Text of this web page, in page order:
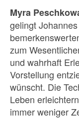
Myra
gelingt
zum
und wahrhaft
Vorstellung
wünscht. Die
Leben
immer weniger